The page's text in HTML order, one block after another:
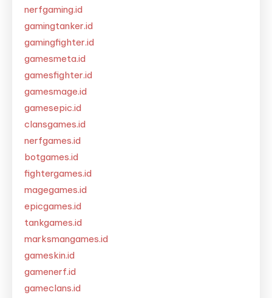
nerfgaming.id
gamingtanker.id
gamingfighter.id
gamesmeta.id
gamesfighter.id
gamesmage.id
gamesepic.id
clansgames.id
nerfgames.id
botgames.id
fightergames.id
magegames.id
epicgames.id
tankgames.id
marksmangames.id
gameskin.id
gamenerf.id
gameclans.id